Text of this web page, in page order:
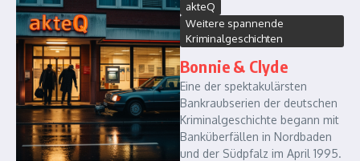
akteQ
Weitere spannende
Kriminalgeschichten
Bonnie & Clyde
Eine der spektakulärsten
Bankraubserien der deutschen
Kriminalgeschichte begann mit
Banküberfällen in Nordbaden
und der Südpfalz im April 1995.